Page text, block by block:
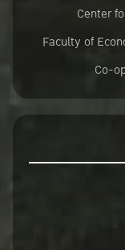
Center
Faculty of
Co-